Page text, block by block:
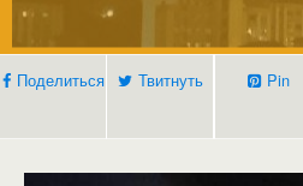
Поделиться Твитнуть Pin